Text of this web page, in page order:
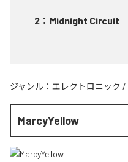
2 ： Midnight Circuit
ジャンル： エレクトロニック /
MarcyYellow